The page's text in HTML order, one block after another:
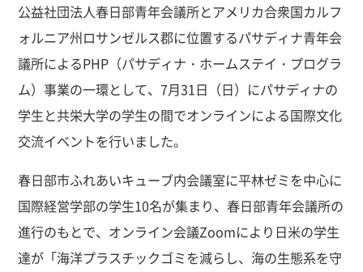
公益社団法人春日部青年会議所とアメリカ合衆国カルフ
ォルニア州ロサンゼルス郡に位置するパサディナ青年会
議所によるPHP（パサディナ・ホームステイ・プログラ
ム）事業の一環として、7月31日（日）にパサディナの
学生と共栄大学の学生の間でオンラインによる国際文化
交流イベントを行いました。
春日部市ふれあいキューブ内会議室に平林ゼミを中心に
国際経営学部の学生10名が集まり、春日部青年会議所の
進行のもとで、オンライン会議Zoomにより日米の学生
達が「海洋プラスチックゴミを減らし、海の生態系を守